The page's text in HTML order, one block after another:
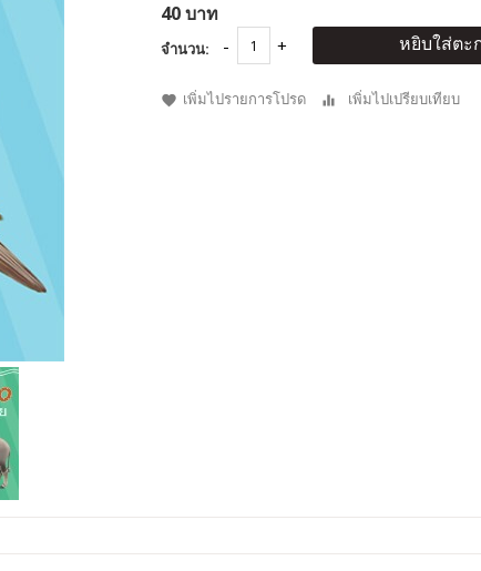
40 บาท
จำนวน: หยิบใส่ตะ
เพิ่มไปรายการโปรด เพิ่มไปเปรียบเทียบ